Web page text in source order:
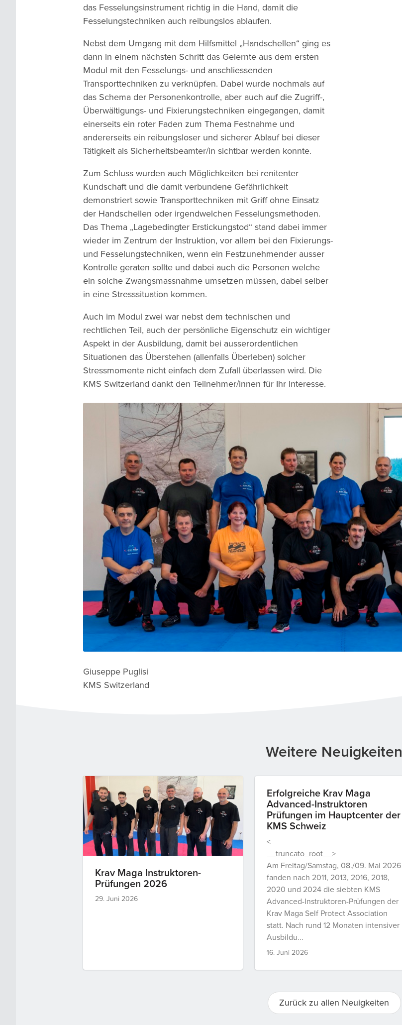
das Fesselungsinstrument richtig in die Hand, damit die
Fesselungstechniken auch reibungslos ablaufen.
Nebst dem Umgang mit dem Hilfsmittel „Handschellen“ ging es
dann in einem nächsten Schritt das Gelernte aus dem ersten
Modul mit den Fesselungs- und anschliessenden
Transporttechniken zu verknüpfen. Dabei wurde nochmals auf
das Schema der Personenkontrolle, aber auch auf die Zugriff-,
Überwältigungs- und Fixierungstechniken eingegangen, damit
einerseits ein roter Faden zum Thema Festnahme und
andererseits ein reibungsloser und sicherer Ablauf bei dieser
Tätigkeit als Sicherheitsbeamter/in sichtbar werden konnte.
Zum Schluss wurden auch Möglichkeiten bei renitenter
Kundschaft und die damit verbundene Gefährlichkeit
demonstriert sowie Transporttechniken mit Griff ohne Einsatz
der Handschellen oder irgendwelchen Fesselungsmethoden.
Das Thema „Lagebedingter Erstickungstod“ stand dabei immer
wieder im Zentrum der Instruktion, vor allem bei den Fixierungs-
und Fesselungstechniken, wenn ein Festzunehmender ausser
Kontrolle geraten sollte und dabei auch die Personen welche
ein solche Zwangsmassnahme umsetzen müssen, dabei selber
in eine Stresssituation kommen.
Auch im Modul zwei war nebst dem technischen und
rechtlichen Teil, auch der persönliche Eigenschutz ein wichtiger
Aspekt in der Ausbildung, damit bei ausserordentlichen
Situationen das Überstehen (allenfalls Überleben) solcher
Stressmomente nicht einfach dem Zufall überlassen wird. Die
KMS Switzerland dankt den Teilnehmer/innen für Ihr Interesse.
Giuseppe Puglisi
KMS Switzerland
Weitere Neuigkeiten
Krav Maga Instruktoren-
Prüfungen 2026
29. Juni 2026
Erfolgreiche Krav Maga
Advanced-Instruktoren
Prüfungen im Hauptcenter der
KMS Schweiz
<
__truncato_root__>
Am Freitag/Samstag, 08./09. Mai 2026
fanden nach 2011, 2013, 2016, 2018,
2020 und 2024 die siebten KMS
Advanced-Instruktoren-Prüfungen der
Krav Maga Self Protect Association
statt. Nach rund 12 Monaten intensiver
Ausbildu...
16. Juni 2026
Zurück zu allen Neuigkeiten